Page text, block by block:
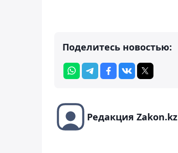
Поделитесь новостью:
Редакция Zakon.kz